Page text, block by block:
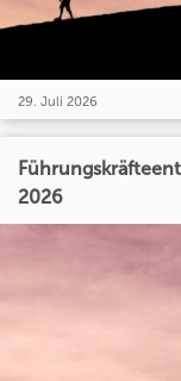
29. Juli 2026
2026